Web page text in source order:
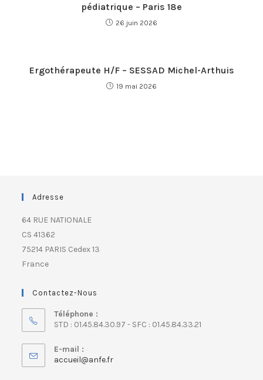
pédiatrique – Paris 18e
26 juin 2026
Ergothérapeute H/F – SESSAD Michel-Arthuis
19 mai 2026
Adresse
64 RUE NATIONALE
CS 41362
75214 PARIS Cedex 13
France
Contactez-Nous
Téléphone :
STD : 01.45.84.30.97 - SFC : 01.45.84.33.21
E-mail :
accueil@anfe.fr